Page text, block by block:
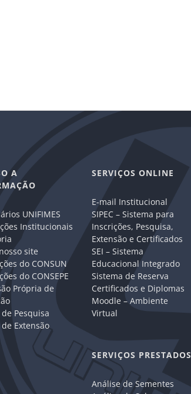
A
UNIFIMES
Institucionais
site
do CONSUN
do CONSEPE
Própria de
Pesquisa
Extensão
SERVIÇOS ONLINE
E-mail Institucional
SIPEC – Sistema para
Inscrições, Pesquisa,
Extensão e Certificados
SEI – Sistema
Educacional Integrado
Sistema de Reserva
Certificados e Diplomas
Moodle – Ambiente
Virtual
SERVIÇOS PRESTADOS
Análise de Sementes